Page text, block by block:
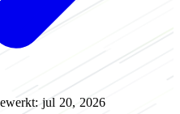
jul 20, 2026